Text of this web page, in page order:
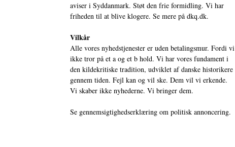
aviser i Syddanmark. Støt den frie formidling. Vi har
friheden til at blive klogere. Se mere på dkq.dk.
Vilkår
Alle vores nyhedstjenester er uden betalingsmur. Fordi vi
ikke tror på et a og et b hold. Vi har vores fundament i
den kildekritiske tradition, udviklet af danske historikere
gennem tiden. Fejl kan og vil ske. Dem vil vi erkende.
Vi skaber ikke nyhederne. Vi bringer dem.
Se gennemsigtighedserklæring om politisk annoncering.